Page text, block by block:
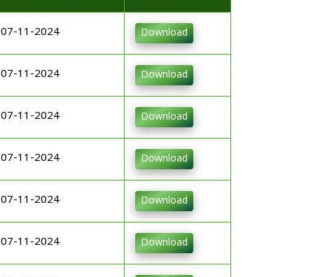
07-11-2024 Download
07-11-2024 Download
07-11-2024 Download
07-11-2024 Download
07-11-2024 Download
07-11-2024 Download